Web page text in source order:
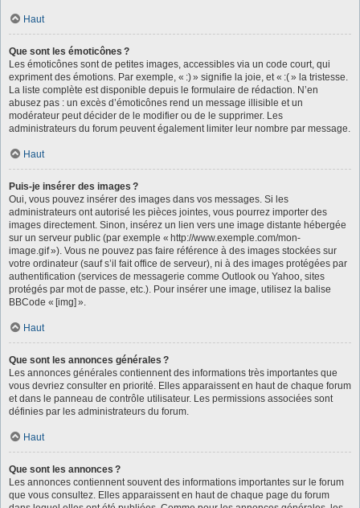
Haut
Que sont les émoticônes ?
Les émoticônes sont de petites images, accessibles via un code court, qui
expriment des émotions. Par exemple, « :) » signifie la joie, et « :( » la tristesse.
La liste complète est disponible depuis le formulaire de rédaction. N’en
abusez pas : un excès d’émoticônes rend un message illisible et un
modérateur peut décider de le modifier ou de le supprimer. Les
administrateurs du forum peuvent également limiter leur nombre par message.
Haut
Puis-je insérer des images ?
Oui, vous pouvez insérer des images dans vos messages. Si les
administrateurs ont autorisé les pièces jointes, vous pourrez importer des
images directement. Sinon, insérez un lien vers une image distante hébergée
sur un serveur public (par exemple « http://www.exemple.com/mon-
image.gif »). Vous ne pouvez pas faire référence à des images stockées sur
votre ordinateur (sauf s’il fait office de serveur), ni à des images protégées par
authentification (services de messagerie comme Outlook ou Yahoo, sites
protégés par mot de passe, etc.). Pour insérer une image, utilisez la balise
BBCode « [img] ».
Haut
Que sont les annonces générales ?
Les annonces générales contiennent des informations très importantes que
vous devriez consulter en priorité. Elles apparaissent en haut de chaque forum
et dans le panneau de contrôle utilisateur. Les permissions associées sont
définies par les administrateurs du forum.
Haut
Que sont les annonces ?
Les annonces contiennent souvent des informations importantes sur le forum
que vous consultez. Elles apparaissent en haut de chaque page du forum